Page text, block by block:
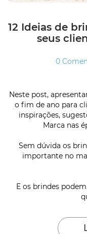
12 Ideias de
seus
0
Neste post,
o fim de ano para
inspirações,
Marca nas
Sem dúvida os
importante no
E os brindes